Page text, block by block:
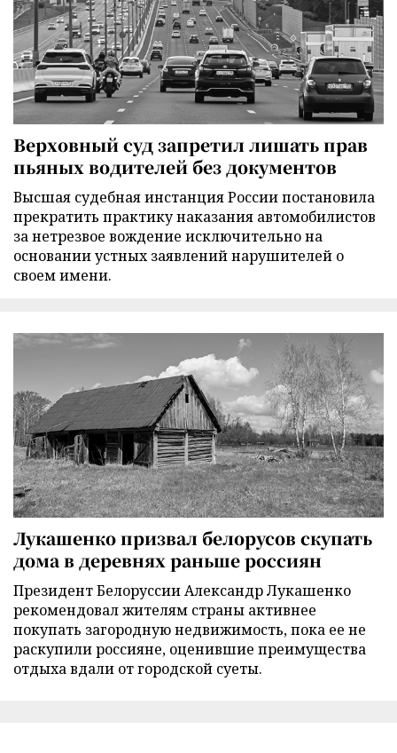
Верховный суд запретил лишать прав
пьяных водителей без документов
Высшая судебная инстанция России постановила
прекратить практику наказания автомобилистов
за нетрезвое вождение исключительно на
основании устных заявлений нарушителей о
своем имени.
Лукашенко призвал белорусов скупать
дома в деревнях раньше россиян
Президент Белоруссии Александр Лукашенко
рекомендовал жителям страны активнее
покупать загородную недвижимость, пока ее не
раскупили россияне, оценившие преимущества
отдыха вдали от городской суеты.